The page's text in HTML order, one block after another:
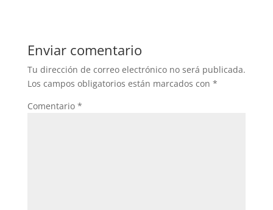
Enviar comentario
Tu dirección de correo electrónico no será publicada.
Los campos obligatorios están marcados con *
Comentario *